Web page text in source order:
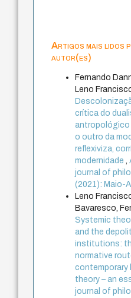
Artigos mais lidos
autor(es)
Fernando
Leno
crítica do
antropológico
o outro da
reflexiviza,
modernidade,
journal of
(2021): Maio-
Leno
Bavaresco,
Systemic
and the
institutions:
normative
contemporary
theory – an
journal of